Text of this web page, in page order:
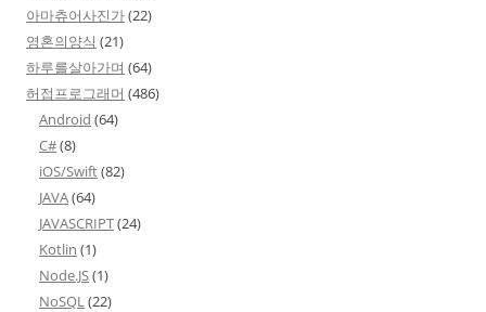
아마츄어사진가(22)
영혼의양식 (21)
하루를살아가며 (64)
허접프로그래머 (486)
Android (64)
C#(8)
iOS/Swift(82)
JAVA(64)
JAVASCRIPT(24)
Kotlin (1)
Node.JS(1)
NoSQL(22)